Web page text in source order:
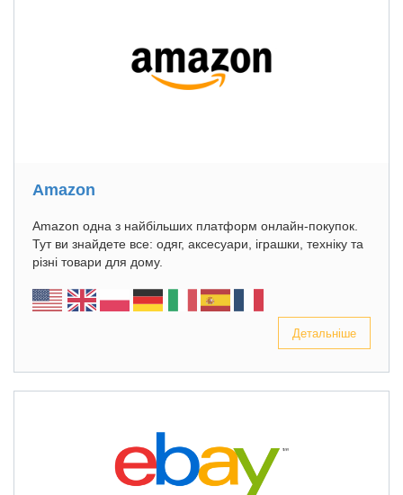
Amazon
Amazon одна з найбільших платформ онлайн-покупок.
Тут ви знайдете все: одяг, аксесуари, іграшки, техніку та
різні товари для дому.
Детальніше